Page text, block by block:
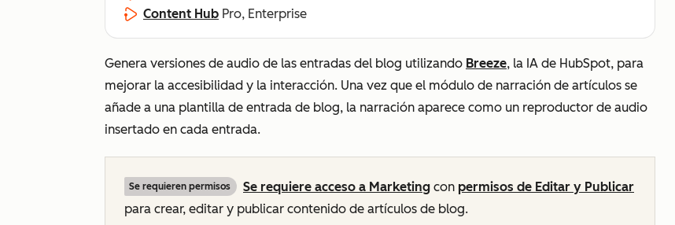
Content Hub Pro, Enterprise
Genera versiones de audio de las entradas del blog utilizando Breeze, la IA de HubSpot, para
mejorar la accesibilidad y la interacción. Una vez que el módulo de narración de artículos se
añade a una plantilla de entrada de blog, la narración aparece como un reproductor de audio
insertado en cada entrada.
Se requieren permisos Se requiere acceso a Marketing con permisos de Editar y Publicar
para crear, editar y publicar contenido de artículos de blog.